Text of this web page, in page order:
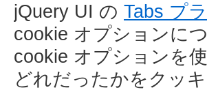
jQuery UI の Tabs プ
cookie オプションにつ
cookie オプションを
どれだったかをクッ